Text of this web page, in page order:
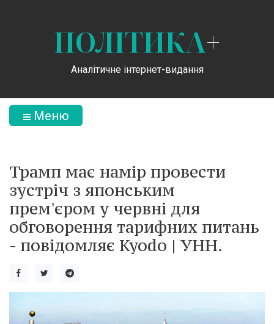
ПОЛІТИКА+
Аналітичне інтернет-видання
Меню
Трамп має намір провести
зустріч з японським
прем'єром у червні для
обговорення тарифних питань
- повідомляє Kyodo | УНН.